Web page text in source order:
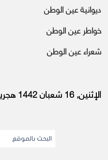
ديوانية عين الوطن
خواطر عين الوطن
شعراء عين الوطن
الإثنين, 16 شعبان 1442 هجريا, 29 مارس 2021 ميلاديا.